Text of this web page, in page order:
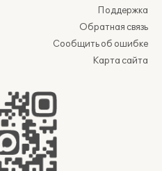
Поддержка
Обратная связь
Сообщить об ошибке
Карта сайта